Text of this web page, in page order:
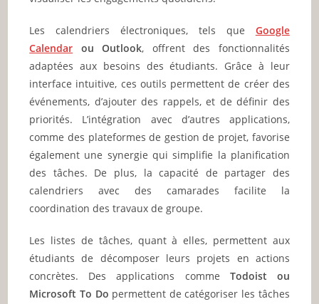
Les calendriers électroniques, tels que Google
Calendar ou Outlook, offrent des fonctionnalités
adaptées aux besoins des étudiants. Grâce à leur
interface intuitive, ces outils permettent de créer des
événements, d’ajouter des rappels, et de définir des
priorités. L’intégration avec d’autres applications,
comme des plateformes de gestion de projet, favorise
également une synergie qui simplifie la planification
des tâches. De plus, la capacité de partager des
calendriers avec des camarades facilite la
coordination des travaux de groupe.
Les listes de tâches, quant à elles, permettent aux
étudiants de décomposer leurs projets en actions
concrètes. Des applications comme Todoist ou
Microsoft To Do permettent de catégoriser les tâches